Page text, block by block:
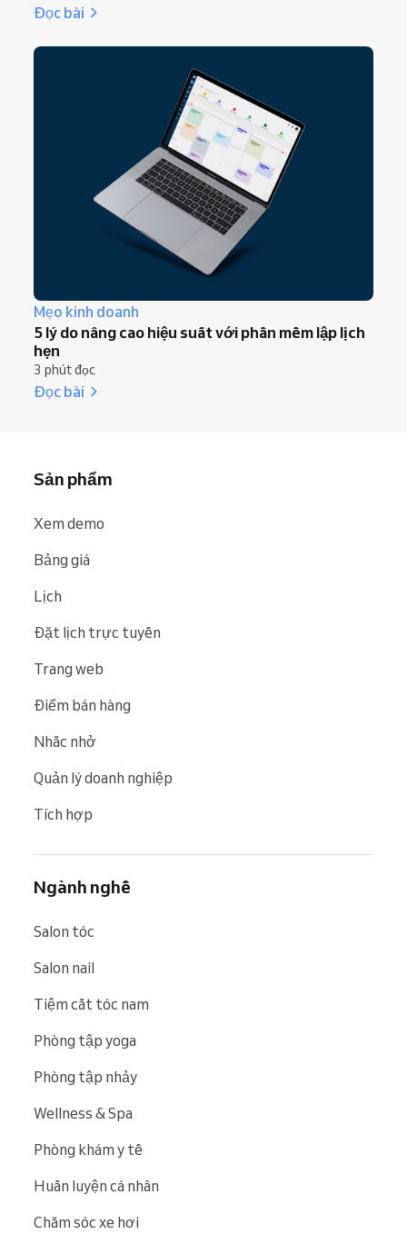
Đọc bài
Mẹo kinh doanh
5 lý do nâng cao hiệu suất với phần mềm lập lịch
hẹn
3 phút đọc
Đọc bài
Sản phẩm
Xem demo
Bảng giá
Lịch
Đặt lịch trực tuyến
Trang web
Điểm bán hàng
Nhắc nhở
Quản lý doanh nghiệp
Tích hợp
Ngành nghề
Salon tóc
Salon nail
Tiệm cắt tóc nam
Phòng tập yoga
Phòng tập nhảy
Wellness & Spa
Phòng khám y tế
Huấn luyện cá nhân
Chăm sóc xe hơi